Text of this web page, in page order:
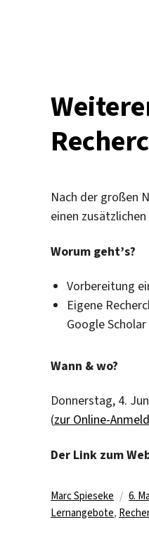
Nach der großen
einen zusätzlichen
Worum geht’s?
Vorbereitung
Eigene
Google
Wann & wo?
Donnerstag, 4.
(zur Online-
Der Link zum
Autor
Marc Spieseke
am
6.
Lernangebote,